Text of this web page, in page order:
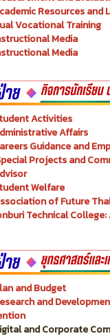
Curriculum
and
Vocational Training
Media
Media
Activities
Affairs
Guidance and
Projects and
of Future Thai
Technical College: